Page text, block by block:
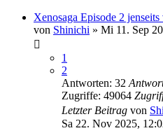
Xenosaga Episode 2
von Shinichi » Mi 11. Sep
1
2
Antworten: 32
Zugriffe: 49064
Letzter Beitrag von
Sa 22. Nov 2025,